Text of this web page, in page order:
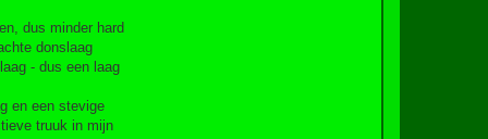
dus minder hard
donslaag
- dus een laag
en een stevige
truuk in mijn